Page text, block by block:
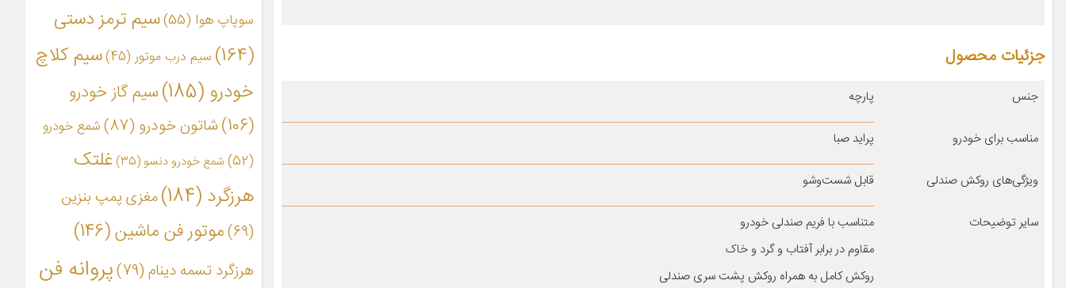
جزئیات محصول
جنس پارچه
مناسب برای خودرو پراید صبا
ویژگی‌های روکش صندلی قابل شست‌وشو
سایر توضیحات
متناسب با فریم صندلی خودرو
مقاوم در برابر آفتاب و گرد و خاک
روکش کامل به همراه روکش پشت سری صندلی
سوپاپ هوا (55)
سیم ترمز دستی
(164)
سیم درب موتور(45)
سیم کلاچ
خودرو (185)
سیم گاز خودرو
(106)
شاتون خودرو (87)
شمع خودرو
(52)
شمع خودرو دنسو (35)
غلتک
هرزگرد (184)
مغزی پمپ بنزین
(69)
موتور فن ماشین(146)
هرزگرد تسمه دینام(79)
پروانه فن